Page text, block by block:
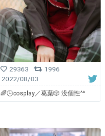
29363
1996
2022/08/03
🌈🕒cosplay／葛葉🎲 没個性^^